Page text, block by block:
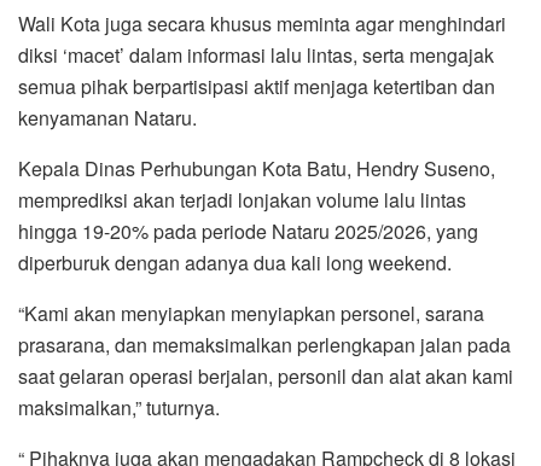
Wali Kota juga secara khusus meminta agar menghindari
diksi ‘macet’ dalam informasi lalu lintas, serta mengajak
semua pihak berpartisipasi aktif menjaga ketertiban dan
kenyamanan Nataru.
Kepala Dinas Perhubungan Kota Batu, Hendry Suseno,
memprediksi akan terjadi lonjakan volume lalu lintas
hingga 19-20% pada periode Nataru 2025/2026, yang
diperburuk dengan adanya dua kali long weekend.
“Kami akan menyiapkan menyiapkan personel, sarana
prasarana, dan memaksimalkan perlengkapan jalan pada
saat gelaran operasi berjalan, personil dan alat akan kami
maksimalkan,” tuturnya.
“ Pihaknya juga akan mengadakan Rampcheck di 8 lokasi